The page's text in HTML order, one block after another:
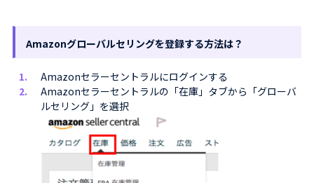
Amazonグローバルセリングを登録する方法は？
Amazonセラーセントラルにログインする
Amazonセラーセントラルの「在庫」タブから「グローバ
ルセリング」を選択